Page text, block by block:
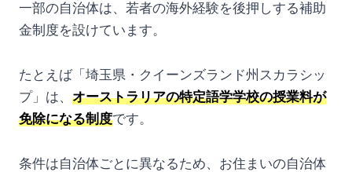
一部の自治体は、若者の海外経験を後押しする補助
金制度を設けています。
たとえば「埼玉県・クイーンズランド州スカラシッ
プ」は、 オーストラリアの特定語学学校の授業料が
免除になる制度です。
条件は自治体ごとに異なるため、お住まいの自治体